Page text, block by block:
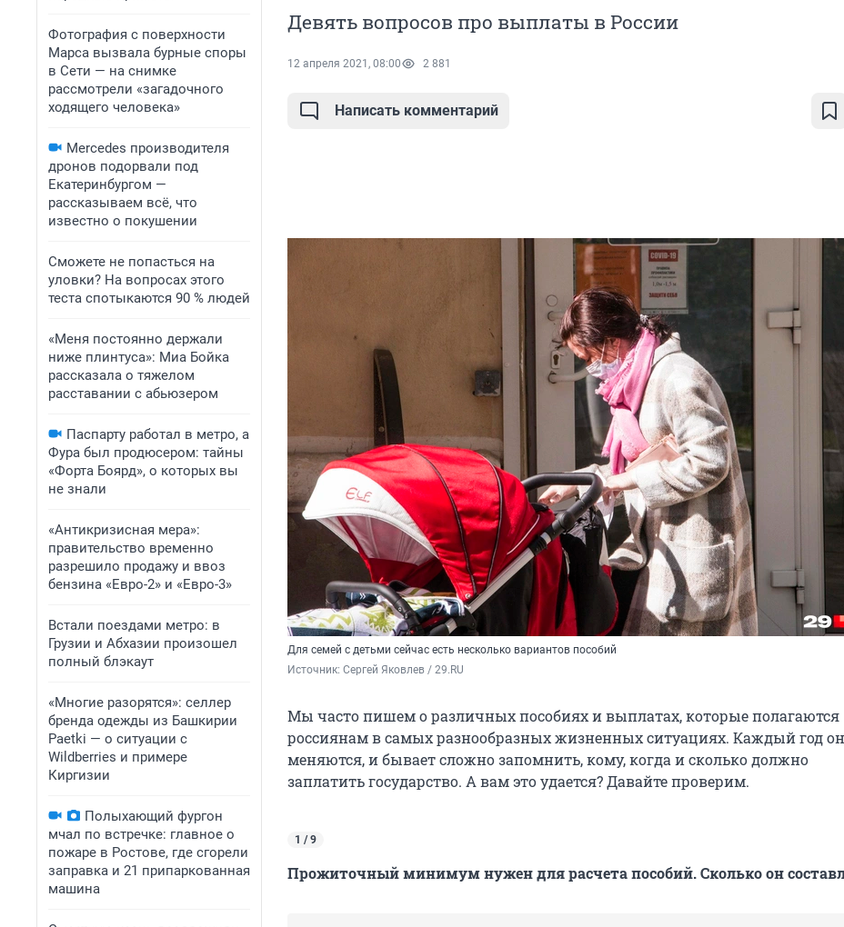
Фотография с поверхности
Марса вызвала бурные споры
в Сети — на снимке
рассмотрели «загадочного
ходящего человека»
Mercedes производителя
дронов подорвали под
Екатеринбургом —
рассказываем всё, что
известно о покушении
Сможете не попасться на
уловки? На вопросах этого
теста спотыкаются 90 % людей
«Меня постоянно держали
ниже плинтуса»: Миа Бойка
рассказала о тяжелом
расставании с абьюзером
Паспарту работал в метро, а
Фура был продюсером: тайны
«Форта Боярд», о которых вы
не знали
«Антикризисная мера»:
правительство временно
разрешило продажу и ввоз
бензина «Евро-2» и «Евро-3»
Встали поездами метро: в
Грузии и Абхазии произошел
полный блэкаут
«Многие разорятся»: селлер
бренда одежды из Башкирии
Paetki — о ситуации с
Wildberries и примере
Киргизии
Полыхающий фургон
мчал по встречке: главное о
пожаре в Ростове, где сгорели
заправка и 21 припаркованная
машина
Девять вопросов про выплаты в России
12 апреля 2021, 08:00 2 881
Написать комментарий
Для семей с детьми сейчас есть несколько вариантов пособий
Источник: Сергей Яковлев / 29.RU
Мы часто пишем о различных пособиях и выплатах, которые полагаются
россиянам в самых разнообразных жизненных ситуациях. Каждый год
меняются, и бывает сложно запомнить, кому, когда и сколько должно
заплатить государство. А вам это удается? Давайте проверим.
1 / 9
Прожиточный минимум нужен для расчета пособий. Сколько он